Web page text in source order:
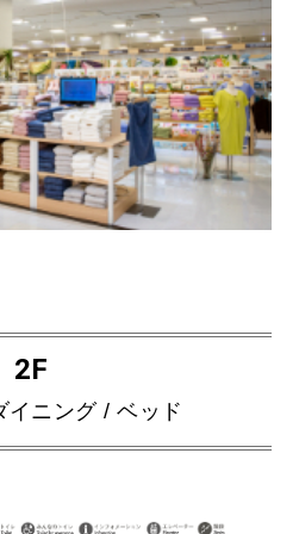
2F
イニング / ベッド